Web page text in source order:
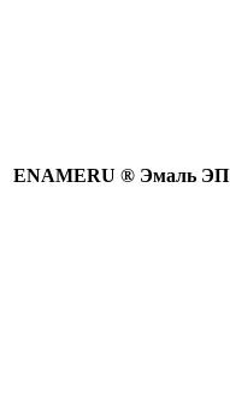
ENAMERU ® Эмаль ЭП